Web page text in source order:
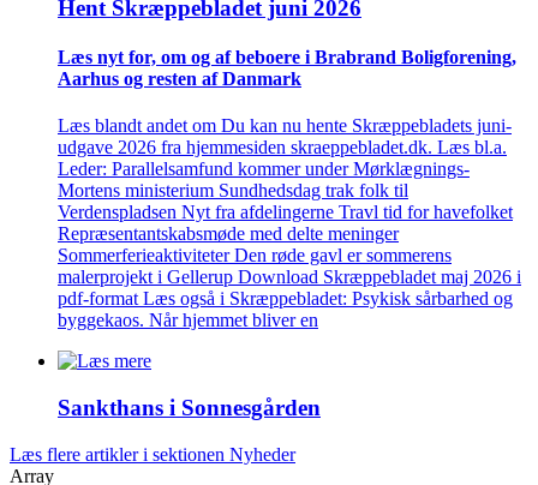
Hent Skræppe­bladet juni 2026
Læs nyt for, om og af beboere i Brabrand Bolig­forening,
Aarhus og resten af Danmark
Læs blandt andet om Du kan nu hente Skræppebladets juni-
udgave 2026 fra hjemmesiden skraeppebladet.dk. Læs bl.a.
Leder: Parallelsamfund kommer under Mørklægnings-
Mortens ministerium Sundhedsdag trak folk til
Verdenspladsen Nyt fra afdelingerne Travl tid for havefolket
Repræsentantskabsmøde med delte meninger
Sommerferieaktiviteter Den røde gavl er sommerens
malerprojekt i Gellerup Download Skræppebladet maj 2026 i
pdf-format Læs også i Skræppebladet: Psykisk sårbarhed og
byggekaos. Når hjemmet bliver en
Sankthans i Sonnes­gården
Læs flere artikler i sektionen Nyheder
Array